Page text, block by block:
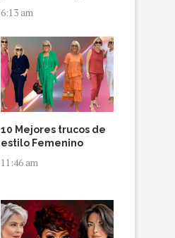
6:13 am
10 Mejores trucos de
estilo Femenino
11:46 am